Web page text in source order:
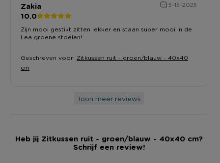
Zakia 5-15-2025
10.0
Zijn mooi gestikt zitten lekker en staan super mooi in de
Lea groene stoelen!
Geschreven voor: Zitkussen ruit - groen/blauw - 40x40
cm
Toon meer reviews
Heb jij Zitkussen ruit - groen/blauw - 40x40 cm?
Schrijf een review!